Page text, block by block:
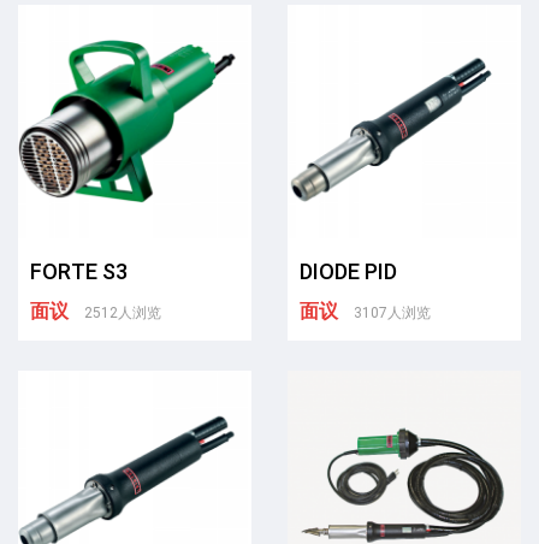
FORTE S3
面议 2512人浏览
DIODE PID
面议 3107人浏览